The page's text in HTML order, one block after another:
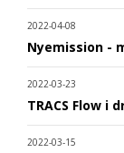
2022-04-08
Nyemission -
2022-03-23
TRACS Flow i
2022-03-15